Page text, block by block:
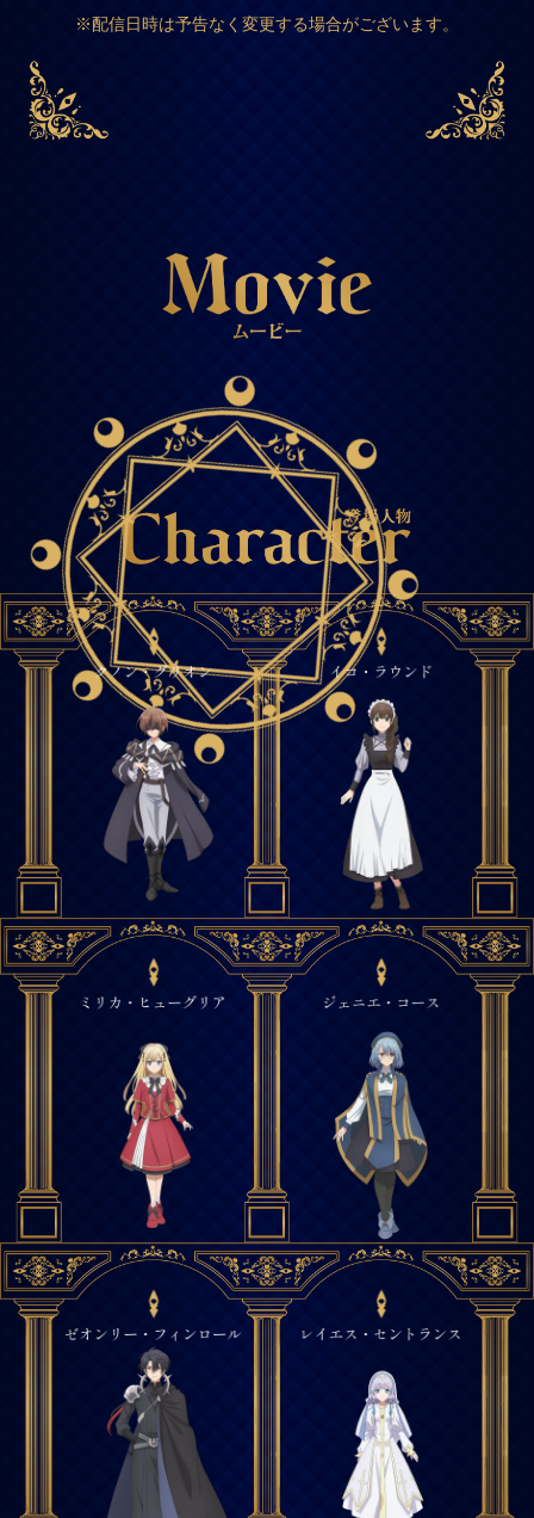
※配信日時は予告なく変更する場合がございます。